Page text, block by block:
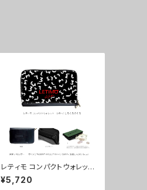
レティモ コンパクトウォレッ
ト カラー/しろくろのくろ ■
配送まで3週間
¥5,720